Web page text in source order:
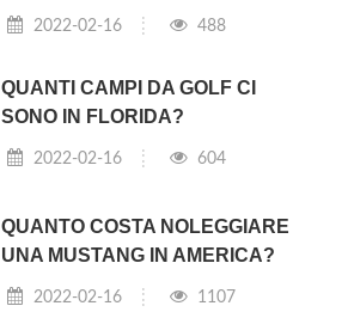
2022-02-16 488
QUANTI CAMPI DA GOLF CI
SONO IN FLORIDA?
2022-02-16 604
QUANTO COSTA NOLEGGIARE
UNA MUSTANG IN AMERICA?
2022-02-16 1107